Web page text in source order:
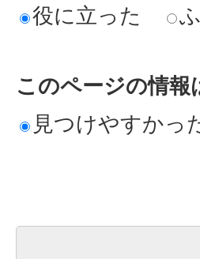
役に立った
このページの情
見つけやすかっ